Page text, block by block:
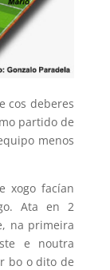
cos deberes
partido de
menos
xogo facían
Ata en 2
na primeira
e noutra
bo o dito de